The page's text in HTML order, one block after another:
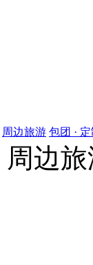
周边旅游 包团 ·
周边